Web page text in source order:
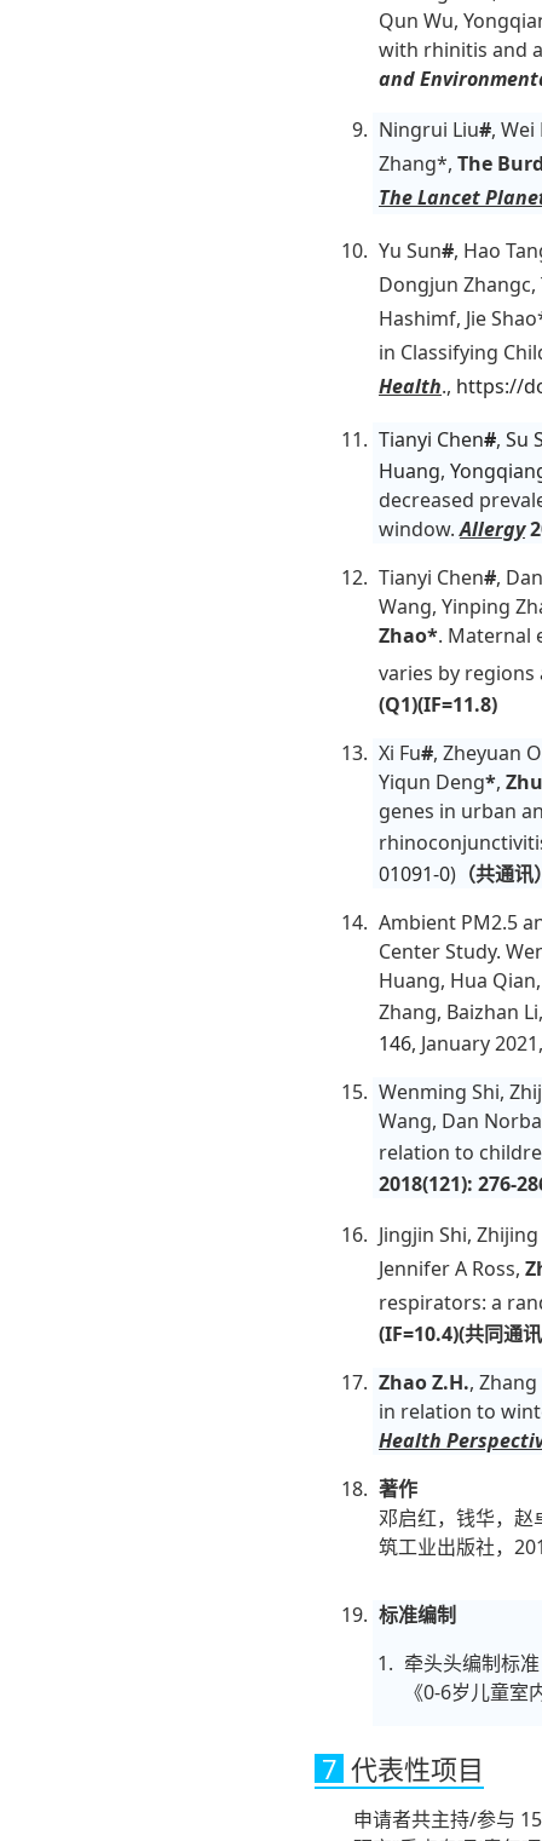
Qun Wu,
with rhinitis and
and
Ningrui Liu#, Wei
Zhang*, The
The Lancet
Yu Sun#, Hao
Dongjun Zhangc,
Hashimf, Jie
in Classifying
Health., https://
Tianyi Chen#, Su
Huang,
decreased
window.Allergy
Tianyi Chen#,
Wang, Yinping
Zhao*. Maternal
varies by
(Q1)(IF=11.8)
Xi Fu#, Zheyuan
Yiqun Deng*,
genes in urban
01091-0) （共通
Ambient PM2.5
Center Study.
Huang, Hua
Zhang, Baizhan
146, January
Wenming Shi,
Wang, Dan
relation to
2018(121): 276-
Jingjin Shi,
Jennifer A Ross,
respirators: a
(IF=10.4)(共同通
Zhao Z.H.,
in relation to
Health
著作
邓启红，钱华，赵
筑工业出版社，
标准编制
牵头头编制标准
《0-6岁儿童
7 代表性项目
申请者共主持/参与